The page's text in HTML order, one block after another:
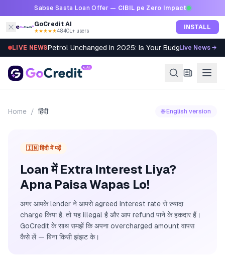
Skip to contentSabse Sasta Loan Offer — CIBIL pe Zero Impact
GoCredit AI
★★★★★4.8·40L+ users INSTALL
LIVE NEWSPetrol Unchanged in 2025: Is Your Budget Still
Live News →
Home / हिंदी 🌐 English version
🇮🇳 हिंदी में पढ़ें
Loan में Extra Interest Liya?
Apna Paisa Wapas Lo!
अगर आपके lender ने आपसे agreed interest rate से ज़्यादा
charge किया है, तो यह illegal है और आप refund पाने के हकदार हैं।
GoCredit के साथ समझें कि अपना overcharged amount वापस
कैसे लें — बिना किसी झंझट के।